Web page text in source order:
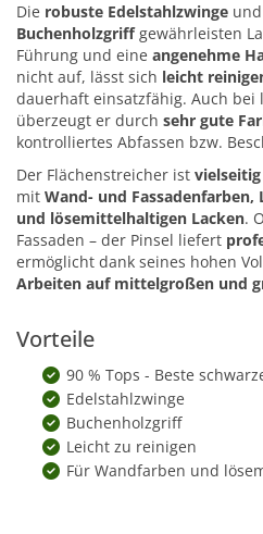
Die robuste Edelstahlzwinge
Buchenholzgriffgewährleisten
Führung und eine angenehme
nicht auf, lässt sich leicht
dauerhaft einsatzfähig. Auch bei
überzeugt er durch sehr gute
kontrolliertes Abfassen bzw.
Der Flächenstreicher ist
mit Wand- und
und lösemittelhaltigen Lacken.
Fassaden – der Pinsel liefert
ermöglicht dank seines hohen
Arbeiten auf mittelgroßen und
Vorteile
90 % Tops - Beste
Edelstahlzwinge
Buchenholzgriff
Leicht zu reinigen
Für Wandfarben und